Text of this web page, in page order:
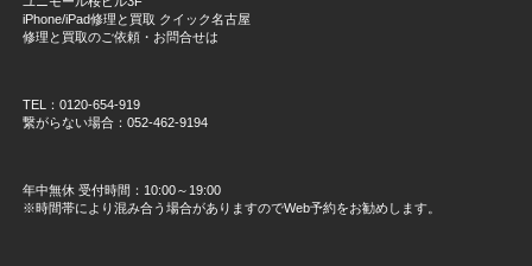
iPhone/iPad修理と買取 クイック名古屋
修理と買取のご依頼・お問合せは
TEL：0120-654-919
繋がらない場合：052-462-9194
年中無休 受付時間：10:00～19:00
※時間帯により混み合う場合がありますのでWeb予約をお勧めします。